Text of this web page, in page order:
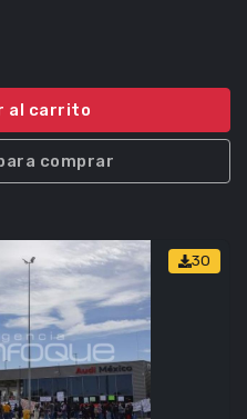
al carrito
comprar
30